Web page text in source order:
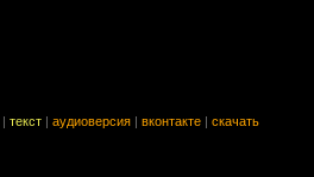
текст аудиоверсия вконтакте скачать